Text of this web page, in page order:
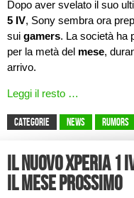
Dopo aver svelato il suo
5 IV, Sony sembra ora
sui gamers. La società ha
per la metà del mese,
arrivo.
Leggi il resto …
CATEGORIE News Rumors
Il nuovo Xperia 1
il mese prossimo